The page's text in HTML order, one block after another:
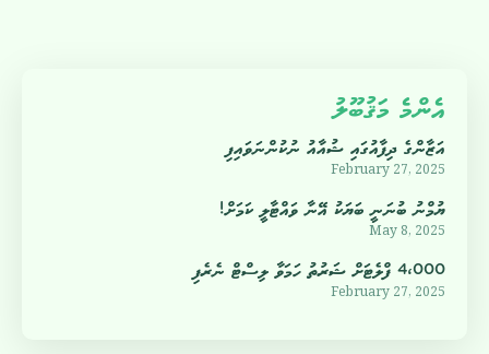
އެންމެ މަޤުބޫލު
އަޒާންގެ ދިފާއުގައި ޝުއާއު ނުކުންނަވައިފި
February 27, 2025
ޔުމްނު ބުނަނީ ބަޔަކު އޭނާ ވައްޓާލީ ކަމަށް!
May 8, 2025
4،000 ފްލެޓަށް ޝަރުތު ހަމަވާ ލިސްޓް ނެރެފި
February 27, 2025